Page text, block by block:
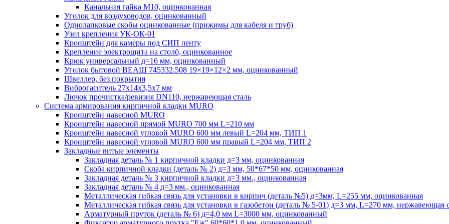
Канальная гайка М10, оцинкованная
Уголок для воздуховодов, оцинкованный
Однолапковые скобы оцинкованные (прижимы для кабеля и труб)
Узел крепления УК-ОК-01
Кронштейн для камеры под СИП ленту
Крепление электрощита на столб, оцинкованное
Крюк универсальный д=16 мм, оцинкованный
Уголок бытовой ВЕАШ 745332.508 19×19×12×2 мм, оцинкованный
Швеллер, без покрытия
Виброгаситель 27х14х3,5х7 мм
Лючок прочистка/ревизия DN110, нержавеющая сталь
Система армирования кирпичной кладки MURO
Кронштейн навесной MURO
Кронштейн навесной прямой MURO 700 мм L=210 мм
Кронштейн навесной угловой MURO 600 мм левый L=204 мм, ТИП 1
Кронштейн навесной угловой MURO 600 мм правый L=204 мм, ТИП 2
Закладные витые элементы
Закладная деталь № 1 кирпичной кладки д=3 мм, оцинкованная
Скоба кирпичной кладки (деталь № 2) д=3 мм, 50*67*50 мм, оцинкованная
Закладная деталь № 3 кирпичной кладки д=3 мм., оцинкованная
Закладная деталь № 4 д=3 мм., оцинкованная
Металлическая гибкая связь для установки в кирпич (деталь №5) д=3мм, L=255 мм, оцинкованная
Металлическая гибкая связь для установки в газобетон (деталь № 5-01) д=3 мм, L=270 мм, нержавеющая
Арматурный пруток (деталь № 6) д=4,0 мм L=3000 мм, оцинкованный